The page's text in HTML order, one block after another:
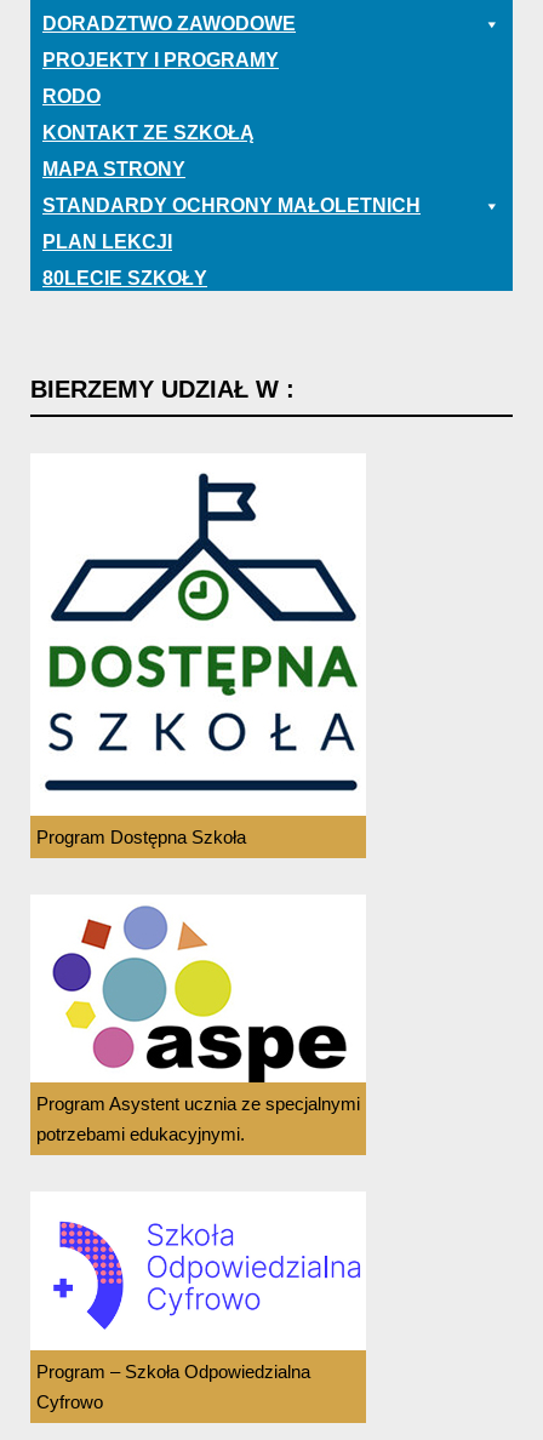
DORADZTWO ZAWODOWE
PROJEKTY I PROGRAMY
RODO
KONTAKT ZE SZKOŁĄ
MAPA STRONY
STANDARDY OCHRONY MAŁOLETNICH
PLAN LEKCJI
80LECIE SZKOŁY
BIERZEMY UDZIAŁ W :
Program Dostępna Szkoła
Program Asystent ucznia ze specjalnymi
potrzebami edukacyjnymi.
Program – Szkoła Odpowiedzialna
Cyfrowo